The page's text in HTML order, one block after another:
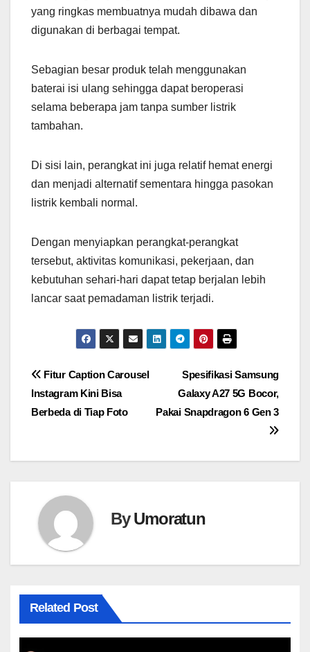
yang ringkas membuatnya mudah dibawa dan
digunakan di berbagai tempat.
Sebagian besar produk telah menggunakan
baterai isi ulang sehingga dapat beroperasi
selama beberapa jam tanpa sumber listrik
tambahan.
Di sisi lain, perangkat ini juga relatif hemat energi
dan menjadi alternatif sementara hingga pasokan
listrik kembali normal.
Dengan menyiapkan perangkat-perangkat
tersebut, aktivitas komunikasi, pekerjaan, dan
kebutuhan sehari-hari dapat tetap berjalan lebih
lancar saat pemadaman listrik terjadi.
Navigasi
pos
Spesifikasi Samsung
Galaxy A27 5G Bocor,
Pakai Snapdragon 6 Gen 3
Fitur Caption Carousel
Instagram Kini Bisa
Berbeda di Tiap Foto
ByUmoratun
Related Post